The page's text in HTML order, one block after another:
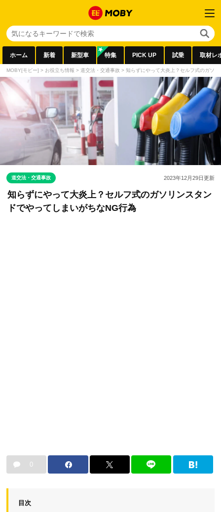
ホーム 新着 新型車 特集 PICK UP 試乗 取材レ
MOBY[モビー] > お役立ち情報 > 道交法・交通事故 > 知らずにやって大炎上？セルフ式のガソ
道交法・交通事故 2023年12月29日更新
知らずにやって大炎上？セルフ式のガソリンスタン
ドでやってしまいがちなNG行為
0
目次